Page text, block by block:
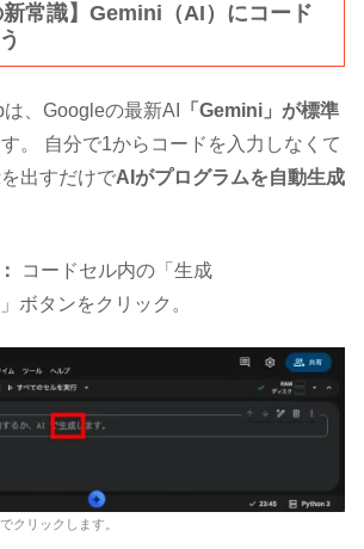
新常識】Gemini（AI）にコード
、Googleの最新AI
「Gemini」が標準
。 自分で1からコードを入力しなくて
出すだけでAIがプログラムを自動生成
コードセル内の「生成
ボタンをクリック。
クリックします。